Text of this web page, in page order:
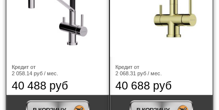
Кредит от
2 058.14 руб / мес.
40 488 руб
Кредит от
2 068.31 руб / мес.
40 688 руб